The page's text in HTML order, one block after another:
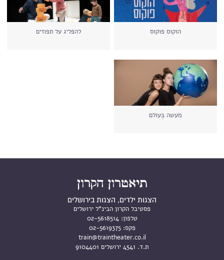
הוקוס פוקוס להפליג על תפוזים
מעשה בְּעולם
הצגות ילדים, הצגות בירושלים
פסטיבל הקרון הבינ"ל ירושלים
טלפון: 02-5618514
פקס: 02-5619375
train@traintheater.co.il
ת.ד. 4541 ירושלים 9104401